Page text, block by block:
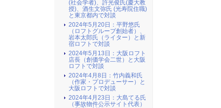
(社会学者)、許光俊氏(慶大教
授)、酒生文弥氏 (光寿院住職)
と東京都内で対談
2024年5月20日：平野悠氏
（ロフトグループ創始者）、
岩本太郎氏（ライター）と新
宿ロフトで対談
2024年5月13日：大阪ロフト
店長（創価学会二世）と大阪
ロフトで対談
2024年4月8日：竹内義和氏
（作家・プロデューサー）と
大阪ロフトで対談
2024年4月23日：大島てる氏
（事故物件公示サイト代表）